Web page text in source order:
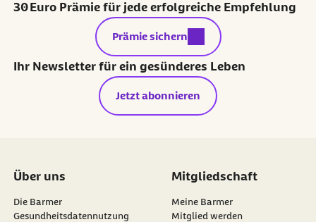
30 Euro Prämie für jede erfolgreiche Empfehlung
externer Link:
Prämie sichern
Ihr Newsletter für ein gesünderes Leben
Jetzt abonnieren
Über uns
Die Barmer
Gesundheitsdatennutzung
Mitgliedschaft
Meine Barmer
Mitglied werden